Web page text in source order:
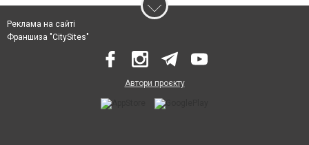
Реклама на сайті
Франшиза "CitySites"
Автори проєкту